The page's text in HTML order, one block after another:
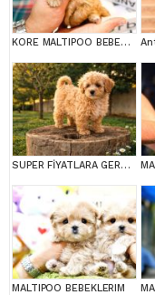
KORE MALTIPOO BEBEKLERIM
SUPER FİYATLARA GERÇEK MALTİPOO YAVRULAR
MALTIPOO BEBEKLERIM